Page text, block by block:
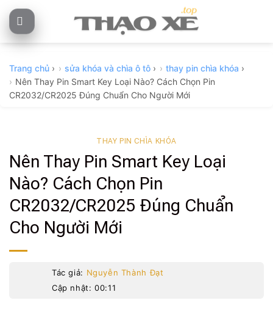
Skip
to
Trang chủ › sửa khóa và chìa ô tô › thay pin chìa khóa ›
Nên Thay Pin Smart Key Loại Nào? Cách Chọn Pin
CR2032/CR2025 Đúng Chuẩn Cho Người Mới
THAY PIN CHÌA KHÓA
Nên Thay Pin Smart Key Loại
Nào? Cách Chọn Pin
CR2032/CR2025 Đúng Chuẩn
Cho Người Mới
Tác giả: Nguyễn Thành Đạt
Cập nhật: 00:11